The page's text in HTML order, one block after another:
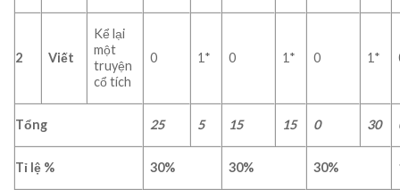
2 Viết
Kể lại
một
truyện
cổ tích
0 1* 0 1* 0 1*
Tổng 25 5 15 15 0 30
Tỉ lệ % 30% 30% 30%